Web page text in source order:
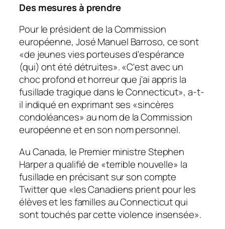
Des mesures à prendre
Pour le président de la Commission
européenne, José Manuel Barroso, ce sont
«de jeunes vies porteuses d'espérance
(qui) ont été détruites». «C'est avec un
choc profond et horreur que j'ai appris la
fusillade tragique dans le Connecticut», a-t-
il indiqué en exprimant ses «sincères
condoléances» au nom de la Commission
européenne et en son nom personnel.
Au Canada, le Premier ministre Stephen
Harper a qualifié de «terrible nouvelle» la
fusillade en précisant sur son compte
Twitter que «les Canadiens prient pour les
élèves et les familles au Connecticut qui
sont touchés par cette violence insensée».